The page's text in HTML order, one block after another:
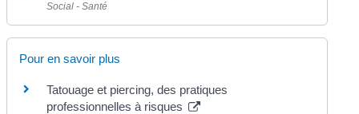
Social - Santé
Pour en savoir plus
Tatouage et piercing, des pratiques
professionnelles à risques